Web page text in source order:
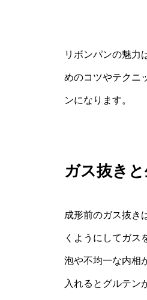
リボンパンの魅力
めのコツやテクニ
ンになります。
ガス抜き
成形前のガス抜き
くようにしてガス
泡や不均一な内相
入れるとグルテン